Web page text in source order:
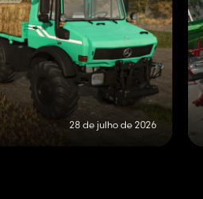
28 de julho de 2026